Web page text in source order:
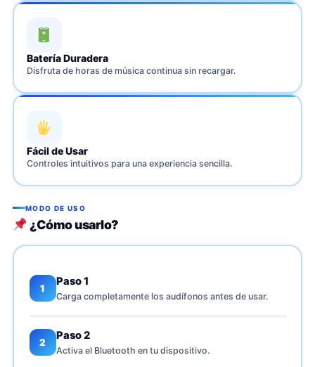
Batería Duradera
Disfruta de horas de música continua sin recargar.
Fácil de Usar
Controles intuitivos para una experiencia sencilla.
MODO DE USO
¿Cómo usarlo?
1
Paso 1
Carga completamente los audífonos antes de usar.
2
Paso 2
Activa el Bluetooth en tu dispositivo.